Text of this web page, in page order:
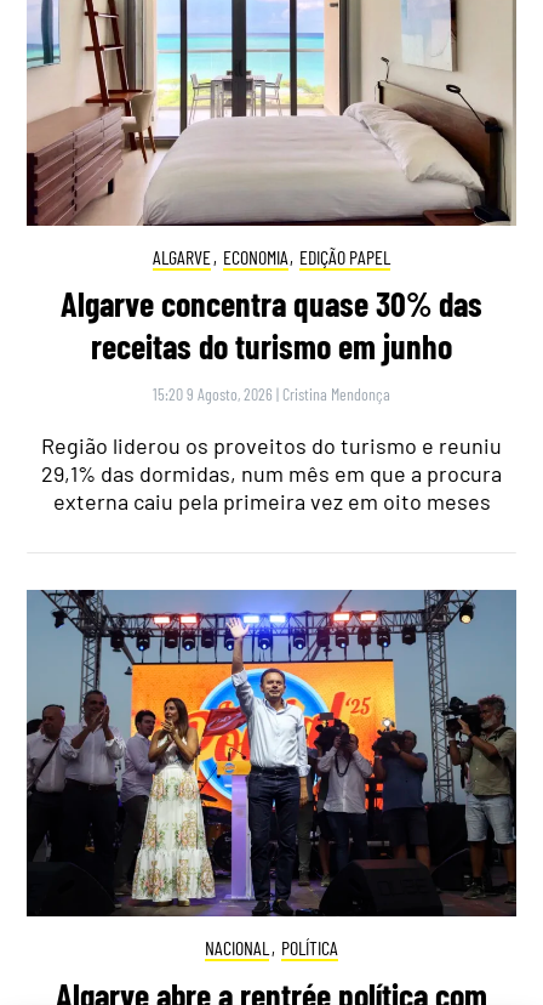
ALGARVE, ECONOMIA, EDIÇÃO PAPEL
Algarve concentra quase 30% das
receitas do turismo em junho
15:20 9 Agosto, 2026 | Cristina Mendonça
Região liderou os proveitos do turismo e reuniu
29,1% das dormidas, num mês em que a procura
externa caiu pela primeira vez em oito meses
NACIONAL , POLÍTICA
Algarve abre a rentrée política com